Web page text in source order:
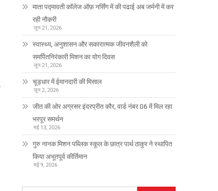
माता पद्मावती कॉलेज ऑफ़ नर्सिंग में की पढाई अब जर्मनी में कर
रही नौकरी
जून 21, 2026
स्वास्थ्य, अनुशासन और सकारात्मक जीवनशैली को
समर्पितनिरंकारी मिशन का योग दिवस
जून 21, 2026
चूड़धार में ईमानदारी की मिसाल
जून 2, 2026
जीत की ओर अग्रसर इंदरप्रीत कौर, वार्ड नंबर 06 में मिल रहा
भरपूर समर्थन
मई 13, 2026
गुरु नानक मिशन पब्लिक स्कूल के छात्र पार्थ ठाकुर ने स्थापित
किया अभूतपूर्व कीर्तिमान
मई 9, 2026